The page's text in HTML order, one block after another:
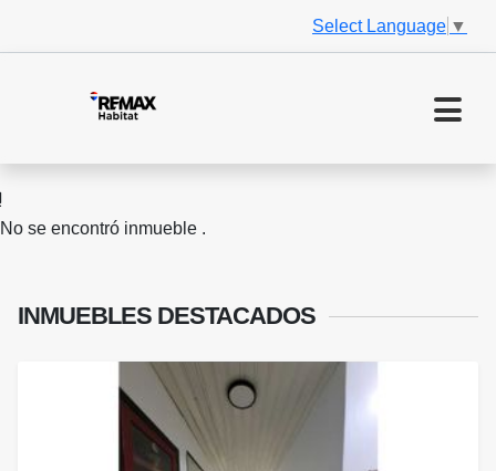
Select Language ▼
No se encontró inmueble .
INMUEBLES DESTACADOS